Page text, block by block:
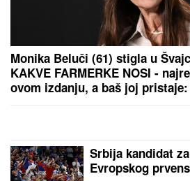
Monika Beluči (61) stigla u
KAKVE FARMERKE NOSI -
ovom izdanju, a baš joj
Srbija kandidat
Evropskog